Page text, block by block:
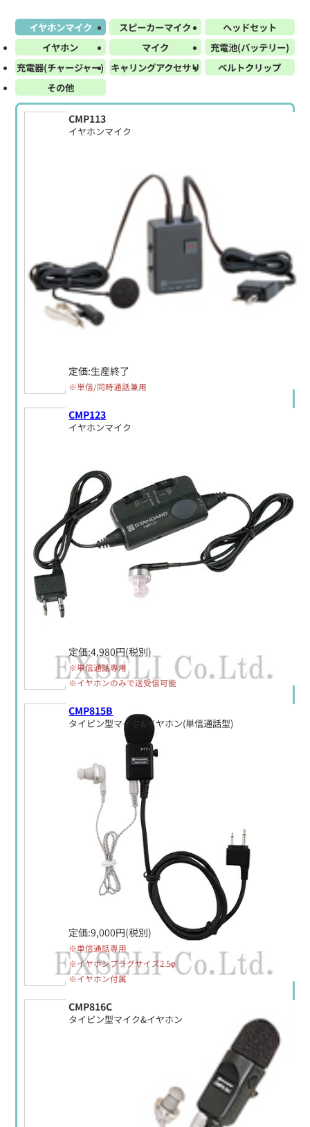
イヤホンマイク スピーカーマイク
ヘッドセット
イヤホン
マイク
充電池(バッテリー)
充電器(チャージャー) キャリングアクセサリ
ベルトクリップ
その他
CMP113
イヤホンマイク
定価:生産終了
※単信/同時通話兼用
CMP123
イヤホンマイク
定価:4,980円(税別)
※単信通話専用
※イヤホンのみで送受信可能
CMP815B
タイピン型マイク&イヤホン(単信通話型)
定価:9,000円(税別)
※単信通話専用
※イヤホンプラグサイズ2.5φ
※イヤホン付属
CMP816C
タイピン型マイク&イヤホン